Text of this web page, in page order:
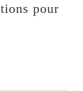
pour